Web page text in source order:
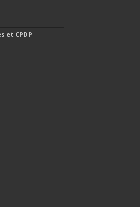
et CPDP